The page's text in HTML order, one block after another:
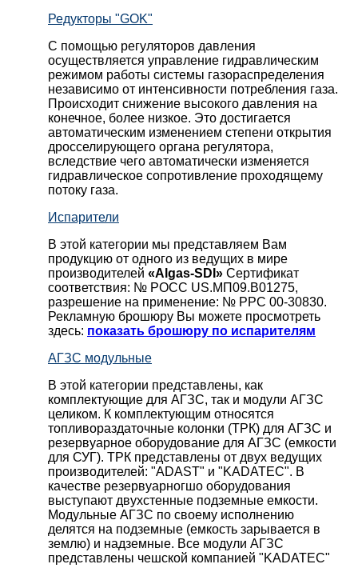
Редукторы "GOK"
С помощью регуляторов давления
осуществляется управление гидравлическим
режимом работы системы газораспределения
независимо от интенсивности потребления газа.
Происходит снижение высокого давления на
конечное, более низкое. Это достигается
автоматическим изменением степени открытия
дросселирующего органа регулятора,
вследствие чего автоматически изменяется
гидравлическое сопротивление проходящему
потоку газа.
Испарители
В этой категории мы представляем Вам
продукцию от одного из ведущих в мире
производителей «Algas-SDI» Сертификат
соответствия: № РОСС US.МП09.В01275,
разрешение на применение: № РРС 00-30830.
Рекламную брошюру Вы можете просмотреть
здесь: показать брошюру по испарителям
АГЗС модульные
В этой категории представлены, как
комплектующие для АГЗС, так и модули АГЗС
целиком. К комплектующим относятся
топливораздаточные колонки (ТРК) для АГЗС и
резервуарное оборудование для АГЗС (емкости
для СУГ). ТРК представлены от двух ведущих
производителей: "ADAST" и "KADATEC". В
качестве резервуарногшо оборудования
выступают двухстенные подземные емкости.
Модульные АГЗС по своему исполнению
делятся на подземные (емкость зарывается в
землю) и надземные. Все модули АГЗС
представлены чешской компанией "KADATEC"